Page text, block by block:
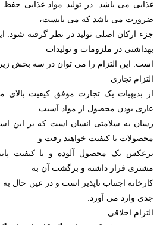
غذایی می باشد. در تولید مواد غذایی حفظ
ضرورت می باشد که می بایست،
جزء ارکان اصلی تولید در نظر گرفته شود.
بهداشتی در ملزومات و تولیدات
است. این التزام را می توان در سه بخش
التزام تجاری
از بدیهیات یک تجارت موفق کیفیت
عاری بودن محصول از مواد آسیب
رسان به سلامتی انسان است که بر این
محصولات با کیفیت خواهند رفت و
برعکس یک محصول آلوده و یا کیفیت
مشتری قرار داشته و برگشت آن به
کارخانه اجتناب ناپذیر است و در عین حال
جدی وارد می آورد.
التزام اخلاقی